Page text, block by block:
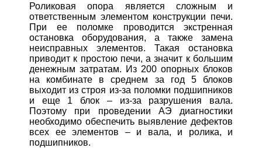
Роликовая опора является сложным и
ответственным элементом конструкции печи.
При ее поломке проводится экстренная
остановка оборудования, а также замена
неисправных элементов. Такая остановка
приводит к простою печи, а значит к большим
денежным затратам. Из 200 опорных блоков
на комбинате в среднем за год 5 блоков
выходит из строя из-за поломки подшипников
и еще 1 блок – из-за разрушения вала.
Поэтому при проведении АЭ диагностики
необходимо обеспечить выявление дефектов
всех ее элементов – и вала, и ролика, и
подшипников.